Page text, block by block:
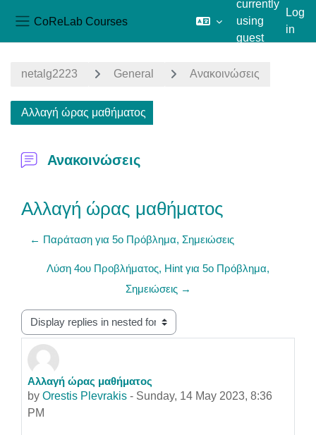
CoReLab Courses
currently
using
guest
Log
in
netalg2223 General Ανακοινώσεις
Αλλαγή ώρας μαθήματος
Ανακοινώσεις
Αλλαγή ώρας μαθήματος
← Παράταση για 5o Πρόβλημα, Σημειώσεις
Λύση 4ου Προβλήματος, Hint για 5ο Πρόβλημα,
Σημειώσεις →
Display mode
Αλλαγή ώρας μαθήματος
by Orestis Plevrakis - Sunday, 14 May 2023, 8:36
PM
Number of replies: 0